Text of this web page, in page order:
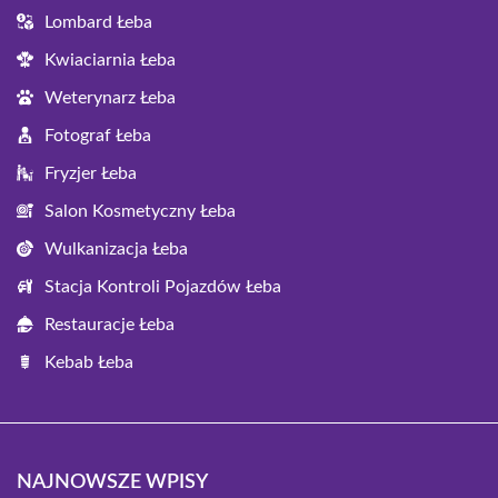
Lombard Łeba
Kwiaciarnia Łeba
Weterynarz Łeba
Fotograf Łeba
Fryzjer Łeba
Salon Kosmetyczny Łeba
Wulkanizacja Łeba
Stacja Kontroli Pojazdów Łeba
Restauracje Łeba
Kebab Łeba
NAJNOWSZE WPISY